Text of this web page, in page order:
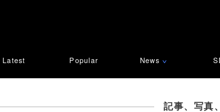
Latest Popular News ∨
記事、写真